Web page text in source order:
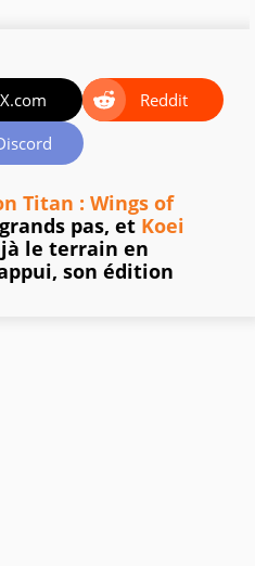
X.com
Reddit
Titan : Wings of
pas, et Koei
le terrain en
son édition